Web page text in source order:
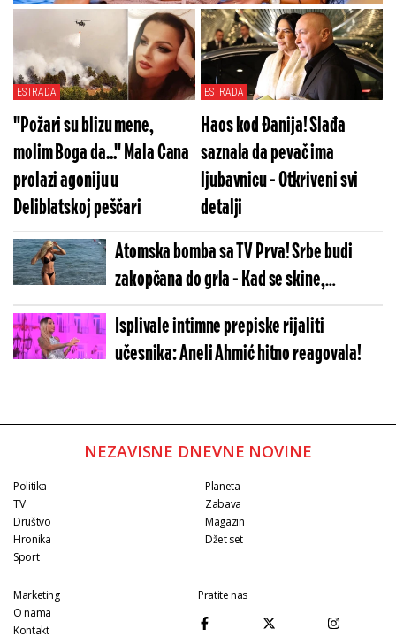
- Snimak iz bentlija napravio haos
(VIDEO)
ESTRADA
"Požari su blizu mene,
molim Boga da..." Mala Cana
prolazi agoniju u
Deliblatskoj peščari
ESTRADA
Haos kod Đanija! Slađa
saznala da pevač ima
ljubavnicu - Otkriveni svi
detalji
Atomska bomba sa TV Prva! Srbe budi
zakopčana do grla - Kad se skine,
oblinama tera u crveno
Isplivale intimne prepiske rijaliti
učesnika: Aneli Ahmić hitno reagovala!
NEZAVISNE DNEVNE NOVINE
Politika
TV
Društvo
Hronika
Sport
Planeta
Zabava
Magazin
Džet set
Marketing
O nama
Kontakt
Pratite nas